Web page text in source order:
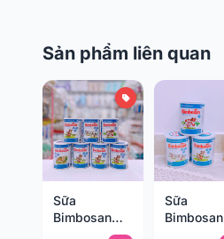
Sản phẩm liên quan
Sữa
Bimbosan
Sữa
Bimbosan